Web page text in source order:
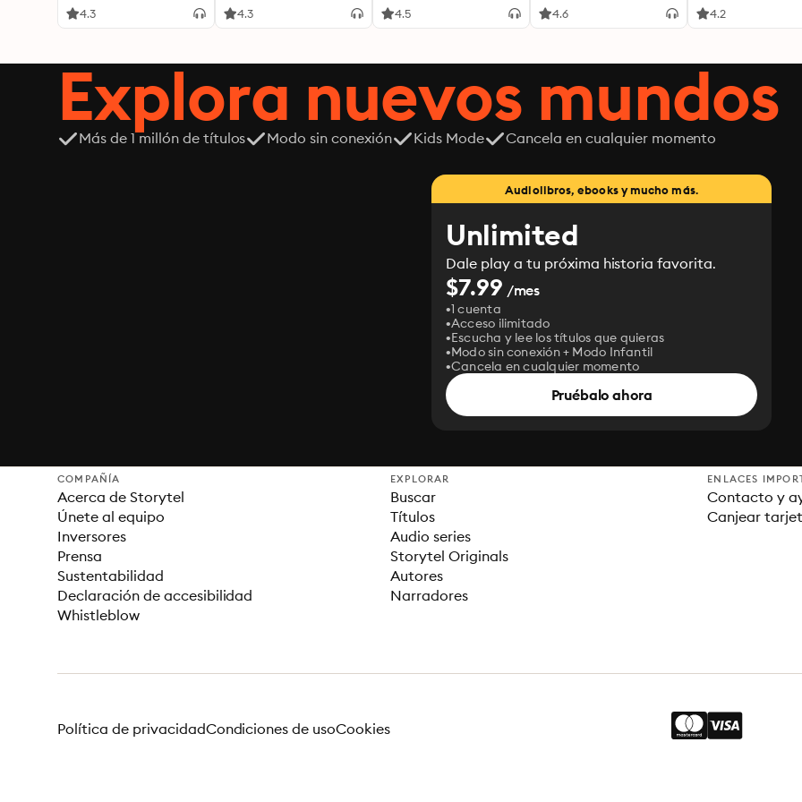
4.3 4.3 4.5 4.6 4.2
Explora nuevos mundos
Más de 1 millón de títulos Modo sin conexión Kids Mode Cancela en cualquier momento
Audiolibros, ebooks y mucho más.
Unlimited
Dale play a tu próxima historia favorita.
$7.99 /mes
1 cuenta
Acceso ilimitado
Escucha y lee los títulos que quieras
Modo sin conexión + Modo Infantil
Cancela en cualquier momento
Pruébalo ahora
COMPAÑÍA
Acerca de Storytel
Únete al equipo
Inversores
Prensa
Sustentabilidad
Declaración de accesibilidad
Whistleblow
EXPLORAR
Buscar
Títulos
Audio series
Storytel Originals
Autores
Narradores
ENLACES
Contacto y
Canjear
Política de privacidadCondiciones de usoCookies